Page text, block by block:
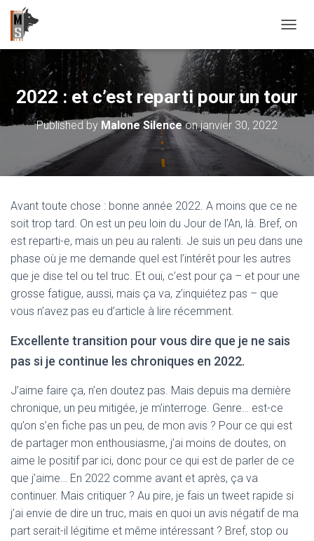
2022 : et c’est reparti pour un tour
Published by Malone Silenceonjanvier 30, 2022
Avant toute chose : bonne année 2022. A moins que ce ne
soit trop tard. On est un peu loin du Jour de l’An, là. Bref, on
est reparti-e, mais un peu au ralenti. Je suis un peu dans une
phase où je me demande quel est l’intérêt pour les autres
que je dise tel ou tel truc. Et oui, c’est pour ça – et pour une
grosse fatigue, aussi, mais ça va, z’inquiétez pas – que
vous n’avez pas eu d’article à lire récemment.
Excellente transition pour vous dire que je ne sais
pas si je continue les chroniques en 2022.
J’aime faire ça, n’en doutez pas. Mais depuis ma dernière
chronique, un peu mitigée, je m’interroge. Genre… est-ce
qu’on s’en fiche pas un peu, de mon avis ? Pour ce qui est
de partager mon enthousiasme, j’ai moins de doutes, on
aime le positif par ici, donc pour ce qui est de parler de ce
que j’aime… En 2022 comme avant et après, ça va
continuer. Mais critiquer ? Au pire, je fais un tweet rapide si
j’ai envie de dire un truc, mais en quoi un avis négatif de ma
part serait-il légitime et même intéressant ? Bref, stop ou